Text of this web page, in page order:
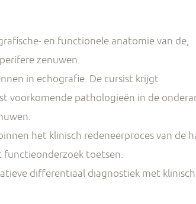
en functionele anatomie van de,
zenuwen.
in echografie. De cursist krijgt
voorkomende pathologieën in de
het klinisch redeneerproces van de
toetsen.
differentiaal diagnostiek met klinisch